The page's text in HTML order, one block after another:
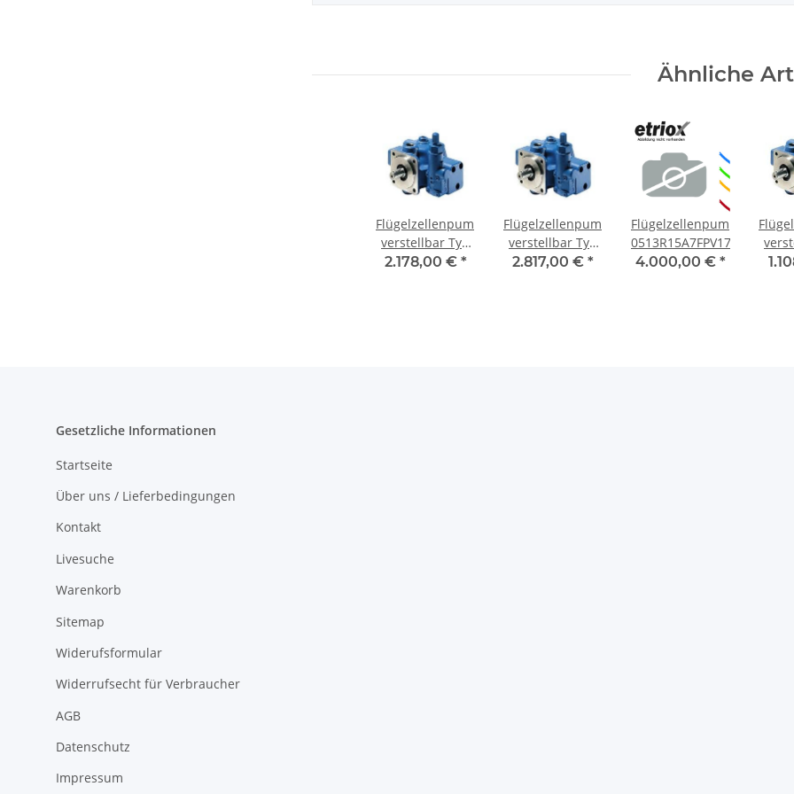
Ähnliche
Flügelzellenpumpe,
verstellbar Typ
PV7-1X/25-
2.178,00 € *
Flügelzellenpumpe,
verstellbar Typ
PV7-1X/40-
2.817,00 € *
Flügelzellenpumpe
0513R15A7FPV17EM11FY11
4.000,00 € *
Gesetzliche Informationen
Startseite
Über uns / Lieferbedingungen
Kontakt
Livesuche
Warenkorb
Sitemap
Widerufsformular
Widerrufsecht für Verbraucher
AGB
Datenschutz
Impressum